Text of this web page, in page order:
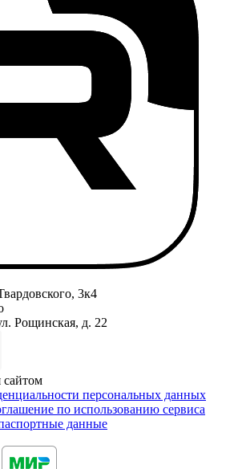
3к4
Рощинская, д. 22
сайтом
персональных данных
по использованию сервиса
данные